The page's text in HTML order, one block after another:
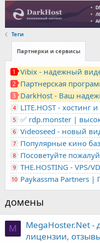
Теги
Партнерки и сервисы
1 Vibix - надежный
2
3
4
5
6
7
8
9
10 Paykassma Partners |
домены
M
MegaHoster.Net -
лицензии,